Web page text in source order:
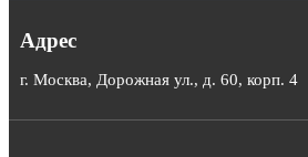
Адрес
г. Москва, Дорожная ул., д. 60, корп. 4